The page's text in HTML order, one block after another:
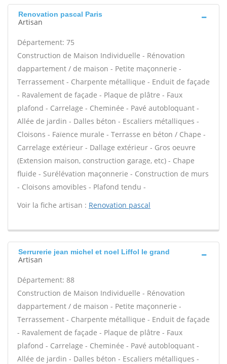
Renovation pascal Paris
Artisan
Département: 75
Construction de Maison Individuelle - Rénovation
dappartement / de maison - Petite maçonnerie -
Terrassement - Charpente métallique - Enduit de façade
- Ravalement de façade - Plaque de plâtre - Faux
plafond - Carrelage - Cheminée - Pavé autobloquant -
Allée de jardin - Dalles béton - Escaliers métalliques -
Cloisons - Faïence murale - Terrasse en béton / Chape -
Carrelage extérieur - Dallage extérieur - Gros oeuvre
(Extension maison, construction garage, etc) - Chape
fluide - Surélévation maçonnerie - Construction de murs
- Cloisons amovibles - Plafond tendu -
Voir la fiche artisan : Renovation pascal
Serrurerie jean michel et noel Liffol le grand
Artisan
Département: 88
Construction de Maison Individuelle - Rénovation
dappartement / de maison - Petite maçonnerie -
Terrassement - Charpente métallique - Enduit de façade
- Ravalement de façade - Plaque de plâtre - Faux
plafond - Carrelage - Cheminée - Pavé autobloquant -
Allée de jardin - Dalles béton - Escaliers métalliques -